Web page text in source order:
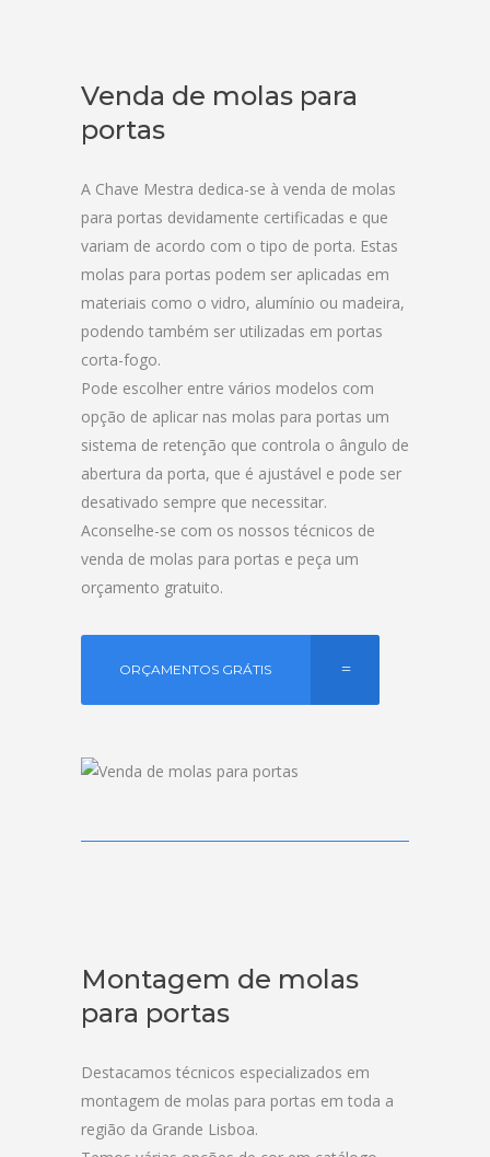
Venda de molas para
portas
A Chave Mestra dedica-se à venda de molas
para portas devidamente certificadas e que
variam de acordo com o tipo de porta. Estas
molas para portas podem ser aplicadas em
materiais como o vidro, alumínio ou madeira,
podendo também ser utilizadas em portas
corta-fogo.
Pode escolher entre vários modelos com
opção de aplicar nas molas para portas um
sistema de retenção que controla o ângulo de
abertura da porta, que é ajustável e pode ser
desativado sempre que necessitar.
Aconselhe-se com os nossos técnicos de
venda de molas para portas e peça um
orçamento gratuito.
ORÇAMENTOS GRÁTIS
Montagem de molas
para portas
Destacamos técnicos especializados em
montagem de molas para portas em toda a
região da Grande Lisboa.